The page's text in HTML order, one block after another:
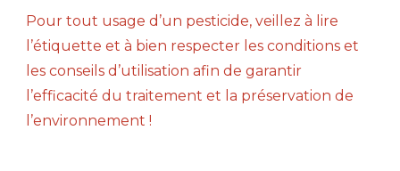
Pour tout usage d’un pesticide, veillez à lire
l’étiquette et à bien respecter les conditions et
les conseils d’utilisation afin de garantir
l’efficacité du traitement et la préservation de
l’environnement !